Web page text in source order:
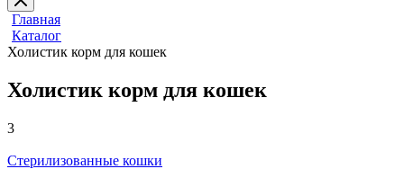
Главная
Каталог
Холистик корм для кошек
Холистик корм для кошек
3
Стерилизованные кошки